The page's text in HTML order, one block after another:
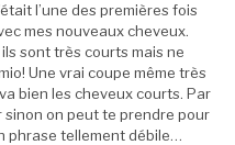
l’une des premières fois
mes nouveaux cheveux.
sont très courts mais ne
Une vrai coupe même très
bien les cheveux courts. Par
sinon on peut te prendre pour
phrase tellement débile…